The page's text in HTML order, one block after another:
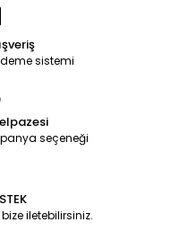
sistemi
seçeneği
iletebilirsiniz.